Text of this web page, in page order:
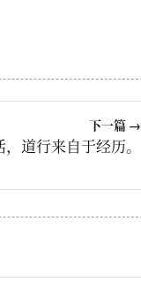
下一篇 →
道行来自于经历。